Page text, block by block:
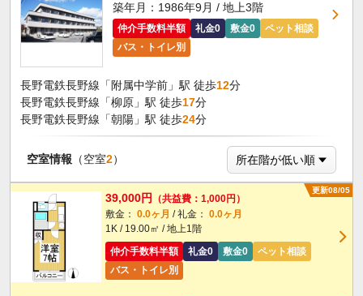
築年月：1986年9月 / 地上3階
仲介手数料半額 礼金0 敷金0
ペット相談
バス・トイレ別
長野電鉄長野線「附属中学前」駅 徒歩12分
長野電鉄長野線「柳原」駅 徒歩17分
長野電鉄長野線「朝陽」駅 徒歩24分
空室情報 （空室2）
更新08/05
39,000円
（共益費：1,000円）
敷金： 0.0ヶ月 / 礼金： 0.0ヶ月
1K / 19.00㎡ / 地上1階
仲介手数料半額
礼金0 敷金0
ペット相談
バス・トイレ別